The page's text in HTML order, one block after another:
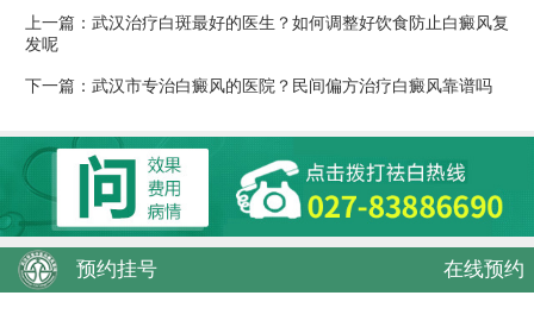
上一篇： 武汉治疗白斑最好的医生？如何调整好饮食防止白癜风复
发呢
下一篇： 武汉市专治白癜风的医院？民间偏方治疗白癜风靠谱吗
预约挂号 在线预约